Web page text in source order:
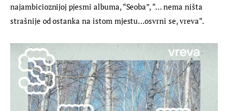
najambicioznijoj pjesmi albuma, “Seoba”, “… nema ništa
strašnije od ostanka na istom mjestu…osvrni se, vreva“.